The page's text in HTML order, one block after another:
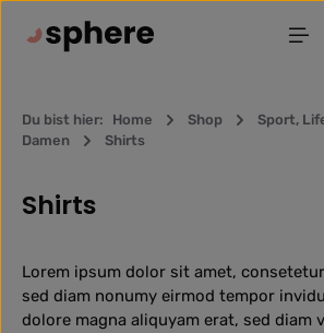
Zum Hauptinhalt springen
Du bist hier: Home Shop
Sport,
Damen
Shirts
Shirts
Lorem ipsum dolor sit amet,
sed diam nonumy eirmod tempor
dolore magna aliquyam erat, sed diam